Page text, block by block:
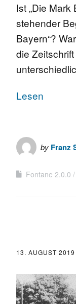
Ist „Die Mark
stehender
Bayern“?
die
Lesen
by Franz
Fontane 2.0.0
13. AUGUST 2019